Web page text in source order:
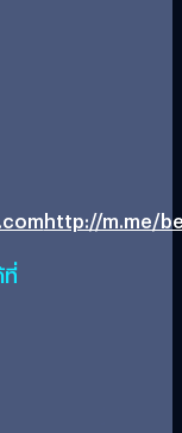
http://m.me/